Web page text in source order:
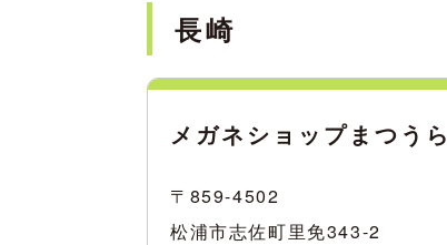
長崎
メガネショップまつうら
〒859-4502
松浦市志佐町里免343-2